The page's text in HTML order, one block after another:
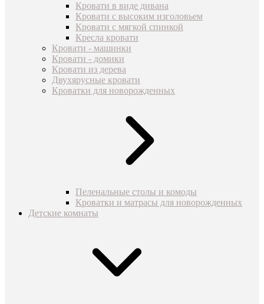
Кровати в виде дивана
Кровати с высоким изголовьем
Кровати с мягкой спинкой
Кресла кровати
Кровати - машинки
Кровати - домики
Кровати из дерева
Двухярусные кровати
Кроватки для новорожденных
Пеленальные столы и комоды
Кроватки и матрасы для новорожденных
Детские комнаты